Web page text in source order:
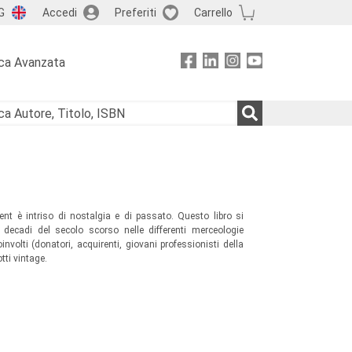
Accedi Preferiti Carrello
Avanzata
è intriso di nostalgia e di passato. Questo libro si
del secolo scorso nelle differenti merceologie
(donatori, acquirenti, giovani professionisti della
vintage.